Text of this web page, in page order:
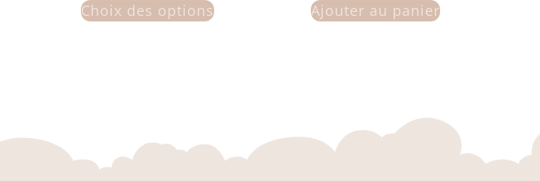
Choix des options Ajouter au panier